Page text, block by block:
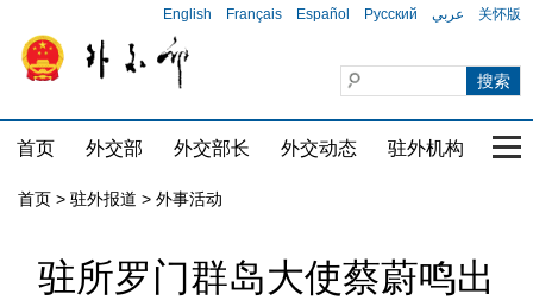
English Français Español Русский عربي 关怀版
首页 外交部 外交部长 外交动态 驻外机构 国
首页 > 驻外报道 > 外事活动
驻所罗门群岛大使蔡蔚鸣出